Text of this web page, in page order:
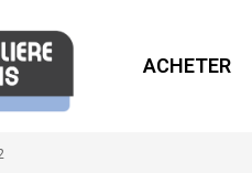
ACHETER